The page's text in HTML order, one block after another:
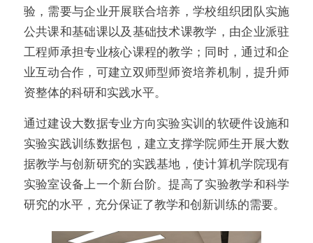
验，需要与企业开展联合培养，学校组织团队实施
公共课和基础课以及基础技术课教学，由企业派驻
工程师承担专业核心课程的教学；同时，通过和企
业互动合作，可建立双师型师资培养机制，提升师
资整体的科研和实践水平。
通过建设大数据专业方向实验实训的软硬件设施和
实验实践训练数据包，建立支撑学院师生开展大数
据教学与创新研究的实践基地，使计算机学院现有
实验室设备上一个新台阶。提高了实验教学和科学
研究的水平，充分保证了教学和创新训练的需要。